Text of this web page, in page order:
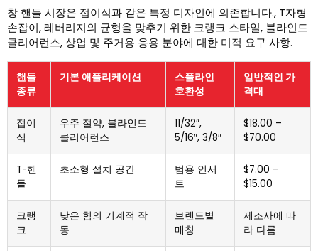
창 핸들 시장은 접이식과 같은 특정 디자인에 의존합니다., T자형
손잡이, 레버리지의 균형을 맞추기 위한 크랭크 스타일, 블라인드
클리어런스, 상업 및 주거용 응용 분야에 대한 미적 요구 사항.
핸들
종류
기본 애플리케이션
스플라인
호환성
일반적인 가
격대
접이
식
우주 절약, 블라인드
클리어런스
11/32″,
5/16″, 3/8″
$18.00 –
$70.00
T-핸
들
초소형 설치 공간
범용 인서
트
$7.00 –
$15.00
크랭
크
낮은 힘의 기계적 작
동
브랜드별
매칭
제조사에 따
라 다름